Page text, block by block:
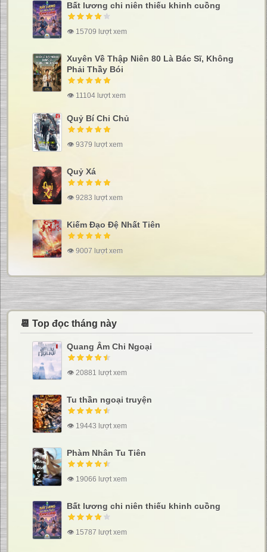
Bất lương chi niên thiếu khinh cuồng
👁 15709 lượt xem
Xuyên Về Thập Niên 80 Là Bác Sĩ, Không
Phải Thầy Bói
👁 11104 lượt xem
Quỷ Bí Chi Chủ
👁 9379 lượt xem
Quỷ Xá
👁 9283 lượt xem
Kiếm Đạo Đệ Nhất Tiên
👁 9007 lượt xem
📆 Top đọc tháng này
Quang Âm Chi Ngoại
👁 20881 lượt xem
Tu thần ngoại truyện
👁 19443 lượt xem
Phàm Nhân Tu Tiên
👁 19066 lượt xem
Bất lương chi niên thiếu khinh cuồng
👁 15787 lượt xem